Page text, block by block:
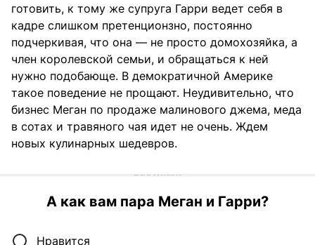
готовить, к тому же супруга Гарри ведет себя в
кадре слишком претенционзно, постоянно
подчеркивая, что она — не просто домохозяйка, а
член королевской семьи, и обращаться к ней
нужно подобающе. В демократичной Америке
такое поведение не прощают. Неудивительно, что
бизнес Меган по продаже малинового джема, меда
в сотах и травяного чая идет не очень. Ждем
новых кулинарных шедевров.
А как вам пара Меган и Гарри?
Нравится